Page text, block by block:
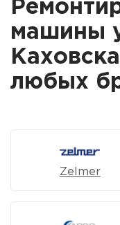
машины
любых
Zelmer